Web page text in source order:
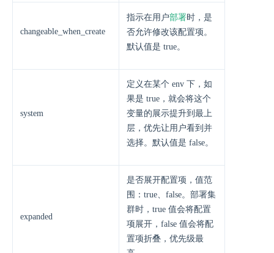
changeable_when_create
指示在用户部署时，是
否允许修改该配置项。
默认值是 true。
system
定义在某个 env 下，如
果是 true，就会将这个
变量的展示提升到最上
层，优先让用户看到并
选择。默认值是 false。
expanded
是否展开配置项，值范
围：true、false。部署集
群时，true 值会将配置
项展开，false 值会将配
置项折叠，优先级最